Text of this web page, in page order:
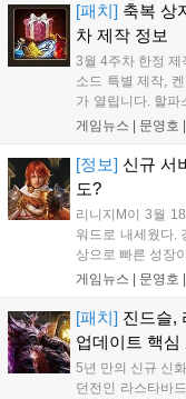
[패치] 축복 상
차 제작 정보
3월 4주차 한정 제
소드 특별 제작,
가 열립니다. 할파
북 등 희귀 아이템
게임뉴스 | 문영호
[정보] 신규 서
도?
리니지M이 3월
워드로 내세웠다.
상으로 빠른 성장
되며, 4월 15일까
다....
게임뉴스 | 문영호
[패치] 진드슬,
업데이트 핵심
5년 만의 신규 신
던전인 라스타바